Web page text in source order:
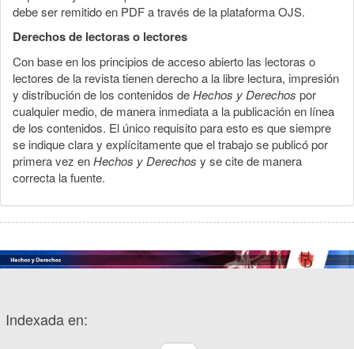
debe ser remitido en PDF a través de la plataforma OJS.
Derechos de lectoras o lectores
Con base en los principios de acceso abierto las lectoras o
lectores de la revista tienen derecho a la libre lectura, impresión
y distribución de los contenidos deHechos y Derechos por
cualquier medio, de manera inmediata a la publicación en línea
de los contenidos. El único requisito para esto es que siempre
se indique clara y explícitamente que el trabajo se publicó por
primera vez enHechos y Derechos y se cite de manera
correcta la fuente.
Indexada en: